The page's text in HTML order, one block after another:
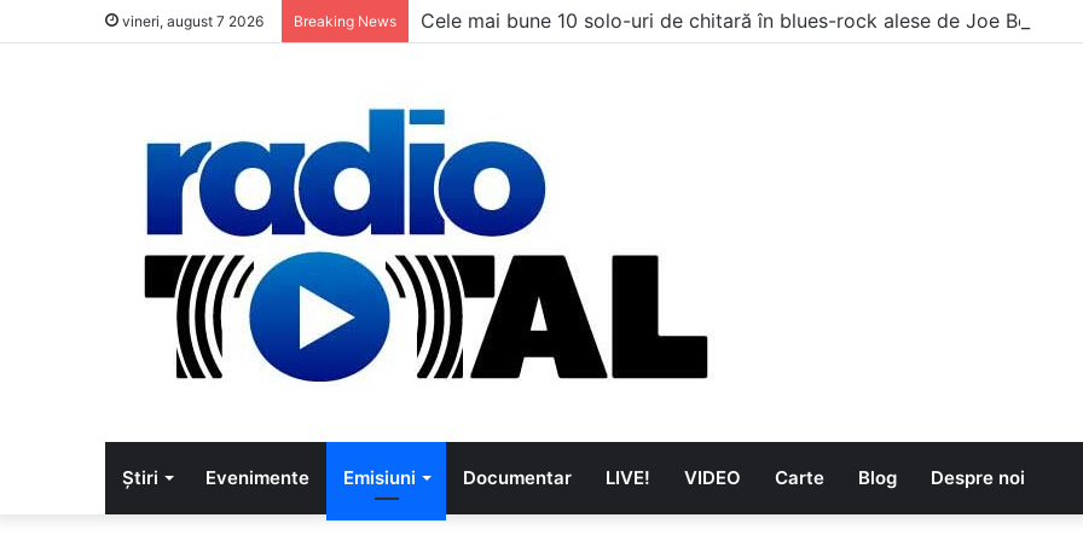
vineri, august 7 2026 Breaking News Cele mai bune 10 solo-uri de chitară în blues-rock alese de Joe
Știri Evenimente Emisiuni Documentar LIVE! VIDEO Carte Blog Despre noi